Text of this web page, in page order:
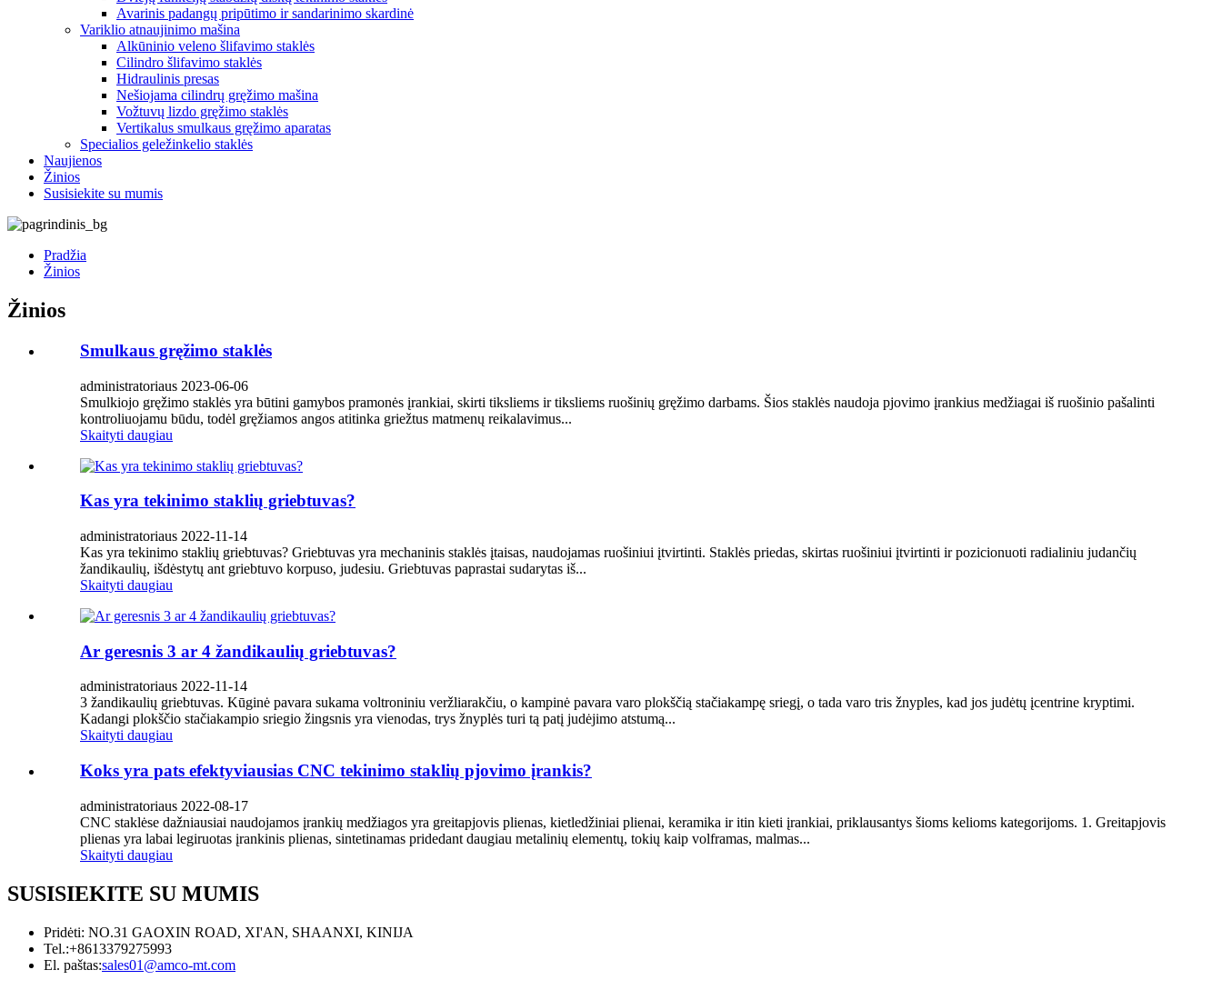
Avarinis padangų pripūtimo ir sandarinimo skardinė
Variklio atnaujinimo mašina
Alkūninio veleno šlifavimo staklės
Cilindro šlifavimo staklės
Hidraulinis presas
Nešiojama cilindrų gręžimo mašina
Vožtuvų lizdo gręžimo staklės
Vertikalus smulkaus gręžimo aparatas
Specialios geležinkelio staklės
Naujienos
Žinios
Susisiekite su mumis
Pradžia
Žinios
Žinios
Smulkaus gręžimo staklės
administratoriaus 2023-06-06
Smulkiojo gręžimo staklės yra būtini gamybos pramonės įrankiai, skirti tiksliems ir tiksliems ruošinių gręžimo darbams. Šios staklės naudoja pjovimo įrankius medžiagai iš ruošinio pašalinti
kontroliuojamu būdu, todėl gręžiamos angos atitinka griežtus matmenų reikalavimus...
Skaityti daugiau
Kas yra tekinimo staklių griebtuvas?
administratoriaus 2022-11-14
Kas yra tekinimo staklių griebtuvas? Griebtuvas yra mechaninis staklės įtaisas, naudojamas ruošiniui įtvirtinti. Staklės priedas, skirtas ruošiniui įtvirtinti ir pozicionuoti radialiniu judančių
žandikaulių, išdėstytų ant griebtuvo korpuso, judesiu. Griebtuvas paprastai sudarytas iš...
Skaityti daugiau
Ar geresnis 3 ar 4 žandikaulių griebtuvas?
administratoriaus 2022-11-14
3 žandikaulių griebtuvas. Kūginė pavara sukama voltroniniu veržliarakčiu, o kampinė pavara varo plokščią stačiakampę sriegį, o tada varo tris žnyples, kad jos judėtų įcentrine kryptimi.
Kadangi plokščio stačiakampio sriegio žingsnis yra vienodas, trys žnyplės turi tą patį judėjimo atstumą...
Skaityti daugiau
Koks yra pats efektyviausias CNC tekinimo staklių pjovimo įrankis?
administratoriaus 2022-08-17
CNC staklėse dažniausiai naudojamos įrankių medžiagos yra greitapjovis plienas, kietledžiniai plienai, keramika ir itin kieti įrankiai, priklausantys šioms kelioms kategorijoms. 1. Greitapjovis
plienas yra labai legiruotas įrankinis plienas, sintetinamas pridedant daugiau metalinių elementų, tokių kaip volframas, malmas...
Skaityti daugiau
SUSISIEKITE SU MUMIS
Pridėti: NO.31 GAOXIN ROAD, XI'AN, SHAANXI, KINIJA
Tel.:+8613379275993
El. paštas:sales01@amco-mt.com